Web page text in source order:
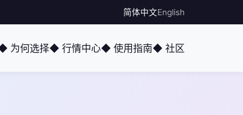
简体中文English
为何选择◆ 行情中心◆ 使用指南◆ 社区